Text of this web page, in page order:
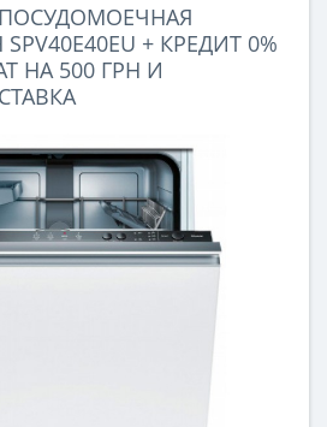
+ КРЕДИТ 0%
НА 500 ГРН И